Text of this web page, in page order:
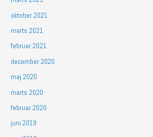
oktober 2021
marts 2021
februar 2021
december 2020
maj 2020
marts 2020
februar 2020
juni 2019